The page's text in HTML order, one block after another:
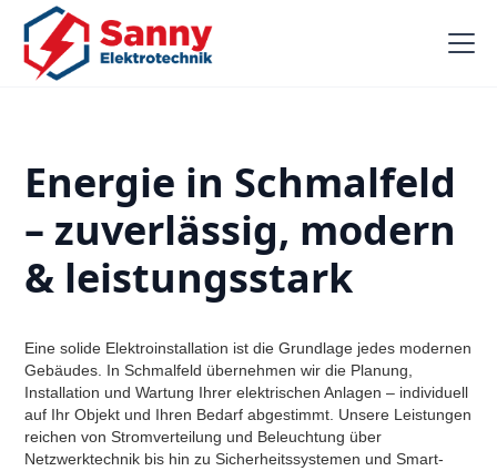
Energie in Schmalfeld
– zuverlässig, modern
& leistungsstark
Eine solide Elektroinstallation ist die Grundlage jedes modernen
Gebäudes. In Schmalfeld übernehmen wir die Planung,
Installation und Wartung Ihrer elektrischen Anlagen – individuell
auf Ihr Objekt und Ihren Bedarf abgestimmt. Unsere Leistungen
reichen von Stromverteilung und Beleuchtung über
Netzwerktechnik bis hin zu Sicherheitssystemen und Smart-